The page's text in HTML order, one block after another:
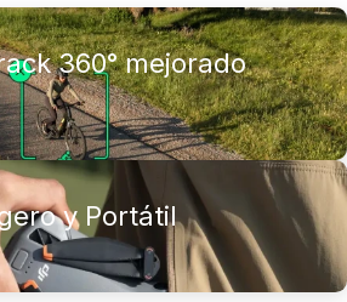
360° mejorado
y Portátil